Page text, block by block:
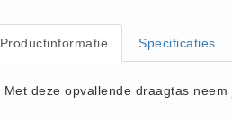
Productinformatie Specificaties
Met deze opvallende draagtas